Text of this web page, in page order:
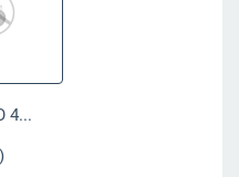
4...